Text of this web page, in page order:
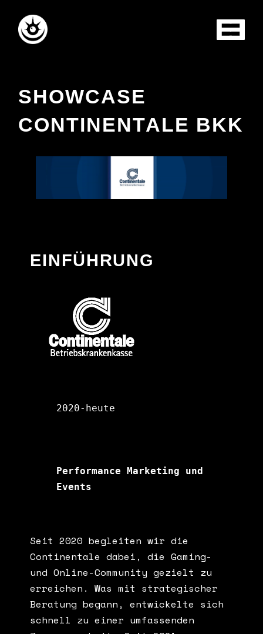
SHOWCASE
CONTINENTALE BKK
EINFÜHRUNG
2020-heute
Performance Marketing und
Events
Seit 2020 begleiten wir die
Continentale dabei, die Gaming-
und Online-Community gezielt zu
erreichen. Was mit strategischer
Beratung begann, entwickelte sich
schnell zu einer umfassenden